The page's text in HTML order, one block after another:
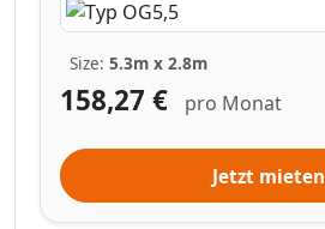
Size: 5.3m x 2.8m
158,27 € pro Monat
Jetzt mieten